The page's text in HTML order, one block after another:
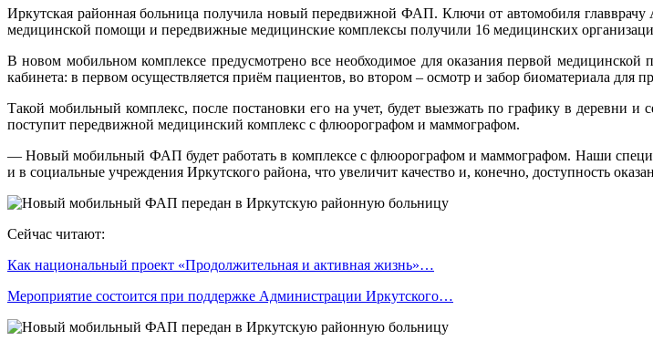
Иркутская районная больница получила новый передвижной ФАП. Ключи от автомобиля
медицинской помощи и передвижные медицинские комплексы получили 16 медицинских
В новом мобильном комплексе предусмотрено все необходимое для оказания первой
кабинета: в первом осуществляется приём пациентов, во втором – осмотр и забор биоматериала для
Такой мобильный комплекс, после постановки его на учет, будет выезжать по графику в деревни
поступит передвижной медицинский комплекс с флюорографом и маммографом.
— Новый мобильный ФАП будет работать в комплексе с флюорографом и маммографом. Наши
и в социальные учреждения Иркутского района, что увеличит качество и, конечно, доступность
Сейчас читают:
Как национальный проект «Продолжительная и активная жизнь»…
Мероприятие состоится при поддержке Администрации Иркутского…